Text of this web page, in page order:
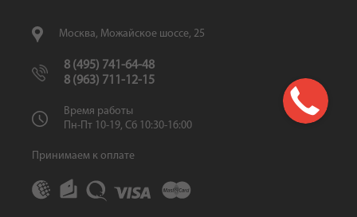
Москва, Можайское шоссе, 25
8 (495) 741-64-48
8 (963) 711-12-15
Время работы
Пн-Пт 10-19, Сб 10:30-16:00
Принимаем к оплате